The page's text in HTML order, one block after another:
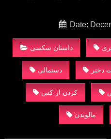
Date:
داستان سکسی
دستمالی دختر
کردن از کس
مالوندن